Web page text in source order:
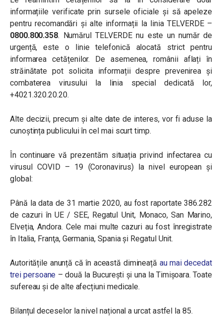
informațiile verificate prin sursele oficiale și să apeleze
pentru recomandări și alte informații la linia TELVERDE –
0800.800.358. Numărul TELVERDE nu este un număr de
urgență, este o linie telefonică alocată strict pentru
informarea cetățenilor. De asemenea, românii aflați în
străinătate pot solicita informații despre prevenirea și
combaterea virusului la linia special dedicată lor,
+4021.320.20.20.
Alte decizii, precum și alte date de interes, vor fi aduse la
cunoștința publicului în cel mai scurt timp.
În continuare vă prezentăm situația privind infectarea cu
virusul COVID – 19 (Coronavirus) la nivel european și
global:
Până la data de 31 martie 2020, au fost raportate 386.282
de cazuri în UE / SEE, Regatul Unit, Monaco, San Marino,
Elveția, Andora. Cele mai multe cazuri au fost înregistrate
în Italia, Franţa, Germania, Spania și Regatul Unit.
Autoritățile anunță că în această dimineață au mai decedat
trei persoane – două la București și una la Timișoara. Toate
sufereau și de alte afecțiuni medicale.
Bilanțul deceselor la nivel național a urcat astfel la 85.